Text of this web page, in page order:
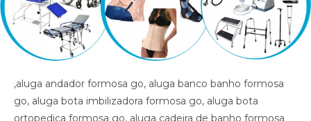
,aluga andador formosa go, aluga banco banho formosa go, aluga bota imbilizadora formosa go, aluga bota ortopedica formosa go, aluga cadeira de banho formosa go, aluga cadeira de roda com elevacao de pernas formosa go, aluga cadeira de roda formosa go, aluga cadeira de roda gordo formosa go, aluga cadeira de roda obeso formosa go, aluga cadeira de rodas para perna reta formosa go, aluga cama fawler formosa go, aluga cama hospitalar formosa go, aluga diva formosa go, aluga maca formosa go, aluga muleta formosa go, alugar cama hospitalar formosa go , aluguel andador formosa go, aluguel banco de banho formosa go, aluguel bota imobilizadora formosa go, aluguel bota ortopedica formosa go, aluguel cadeira de banho formosa go, aluguel cadeira de roda formosa go, aluguel cadeira de roda gordo formosa go, aluguel cadeira de roda obeso formosa go, aluguel cadeira de rodas com elevacao de pernas formosa go, aluguel cadeira de rodas para perna reta formosa go, aluguel cama fawler formosa go, aluguel cama hospitalar formosa go, aluguel diva formosa go, aluguel maca formosa go, aluguel maca formosa go, aluguel muleta formosa go, andador formosa go, artigos hospitalares formosa go, assento para banho formosa go, banco para banho formosa go, bota imibilizadora formosa go, bota imobilizadora formosa go, bota ortopedica barata formosa go, bota ortopedica formosa go, cadeira de higiene formosa go, cadeira de banho formosa go, cadeira de higiene formosa go, cadeira de necessidades formosa go, cadeira de roda gordo formosa go, cadeira de roda obeso formosa go, cadeira de rodas aluguel formosa go, cadeira de rodas elevacao de pernas formosa go, cadeira de rodas higienica formosa go, cadeira de rodas para banho preco formosa go, cadeira de rodas para gordo formosa go, cadeira higienica dobravel formosa go, cadeira higienica preco formosa go, cadeira para banho preco formosa go, cadeira para vaso formosa go, cadeiras de rodas formosa go, calha afo ortopedica pe caido formosa go, calha afo ortopedica pe caido formosa go, calha afo ortopedica pe caido formosa go, cama fawler formosa go, cama hospitalar automatica formosa go, cama hospitalar formosa go, cama hospitalar manual formosa go, cedeira de rodas formosa go, cilindro de oxigenio medicinal formosa go, clinica ortopedica formosa go, clinica so trauma formosa go, colar cervical formosa go, diva formosa go, equipamentos medicos formosa go, fisioterapia formosa go, hospital formosa go, hospital so trauma formosa go, imobilizador articulado cotovelo formosa go, imobilizador articulado joelho formosa go, imobilizador articulado joelho formosa go, imobilizador articulado formosa go, joelheira formosa go, joelheira ortopedica brace formosa go, joelheira ortopedica brace formosa go formosa go, joelheira ortopedica formosa go, joelheira ortopedica formosa go, joelheira ortopedica formosa go, joelheira ortopedica formosa go, joelheira ortopedica formosa go, locacao andador formosa go, locacao banco de banho formosa go, locacao bota imobilizadora formosa go, locacao bota ortopedica formosa go, locacao cadeira de banho formosa go, locacao cadeira de roda formosa go, locacao cadeira de roda gordo formosa go, locacao cadeira de roda obeso formosa go, locacao cadeira de rodas elevalcao de pernas formosa go, locacao cama fawler formosa go, locacao cama hospitalar formosa go, locacao de cadeira de rodas formosa go, locacao de cadeira de rodas para perna reta formosa go, locacao diva formosa go, locacao maca formosa go, locacao maca formosa go, locacao muleta formosa go, locadora andador formosa go, locadora banco de banho formosa go, locadora bota imobilizadora formosa go, locadora bota ortopedica formosa go, locadora cadeira de banho formosa go, locadora cadeira de roda formosa go, locadora cadeira de roda gordo formosa go, locadora cadeira de roda obeso formosa go, locadora cadeira de rodas elevecao de pernas, locadora cadeira de rodas para perna reta formosa go, locadora cama fawler formosa go, locadora cama hospitalar formosa go, locadora diva formosa go, locadora maca formosa go, locadora maca formosa go, locadora muleta formosa go, loja bota ortopedica formosa go, loja cadeira de banho formosa go, loja cadeira de roda formosa go, loja cama hospitalar formosa go, loja muleta formosa go, loja produtos medicos formosa go, loja produtos hospitalar formosa go, loja produtos hospitalares formosa go, loja produtos medicos formosa go, loja produtos ortopedicos formosa go, loja vende andador formosa go, loja vende bota ortopedica formosa go, loja vende cadeira de rodas perna reta formosa go, loja vende cama fawler formosa go, loja vende muleta formosa go, loja vende tipoia formosa go, maca formosa go, material cirurgico formosa go, medico ortopedista formosa go, muleta barata formosa go, muleta formosa go, muleta usada formosa go, muletas formosa go, munhequeira formosa go, ortese articulada cotovelo formosa go, ortese articulada cotovelo formosa go, ortese articulado cotovelo formosa go, ortese notuna facite plantar formosa go, ortese noturna facite plantar formosa go, ortese noturna facite plantar formosa go, ortopedia formosa go, poltrona hospitalar preco formosa go, poltrona reclinavel hospitalar formosa go, preco cadeira de banho formosa go, preco cama hospitalar formosa go, produtos hospitalares formosa go, produtos medicos formosa go, reabilitacao formosa go, sutia cirurgia formosa go, sutia ortopedico formosa go, sutia ortopedico formosa go, sutia pos operatorio formosa go, sutia pos operatorio formosa go, tala formosa go, talas formosa go, tipoia formosa go, venda muleta formosa go, vende cadeira de banho formosa go, vende maca formosa go, vende muleta formosa go, vende produtos hospitalares formosa go, vende produtos medicos formosa go, ,aluga andador formosa go, aluga banco banho formosa go, aluga bota imbilizadora formosa go, aluga bota ortopedica formosa go, aluga cadeira de banho formosa go, aluga cadeira de roda com elevacao de pernas formosa go, aluga cadeira de roda formosa go, aluga cadeira de roda gordo formosa go, aluga cadeira de roda obeso formosa go, aluga cadeira de rodas para perna reta formosa go, aluga cama fawler formosa go, aluga cama hospitalar formosa go, aluga diva formosa go, aluga maca formosa go, aluga muleta formosa go, alugar cama hospitalar formosa go , aluguel andador formosa go, aluguel banco de banho formosa go, aluguel bota imobilizadora formosa go, aluguel bota ortopedica formosa go, aluguel cadeira de banho formosa go, aluguel cadeira de roda formosa go, aluguel cadeira de roda gordo formosa go, aluguel cadeira de roda obeso formosa go, aluguel cadeira de rodas com elevacao de pernas formosa go, aluguel cadeira de rodas para perna reta formosa go, aluguel cama fawler formosa go, aluguel cama hospitalar formosa go, aluguel diva formosa go, aluguel maca formosa go, aluguel maca formosa go, aluguel muleta formosa go, andador formosa go, artigos hospitalares formosa go, assento para banho formosa go, banco para banho formosa go, bota imibilizadora formosa go, bota imobilizadora formosa go, bota ortopedica barata formosa go, bota ortopedica formosa go, cadeira de higiene formosa go, cadeira de banho formosa go, cadeira de higiene formosa go, cadeira de necessidades formosa go, cadeira de roda gordo formosa go, cadeira de roda obeso formosa go, cadeira de rodas aluguel formosa go, cadeira de rodas elevacao de pernas formosa go, cadeira de rodas higienica formosa go, cadeira de rodas para banho preco formosa go, cadeira de rodas para gordo formosa go, cadeira higienica dobravel formosa go, cadeira higienica preco formosa go, cadeira para banho preco formosa go, cadeira para vaso formosa go, cadeiras de rodas formosa go, calha afo ortopedica pe caido formosa go, calha afo ortopedica pe caido formosa go, calha afo ortopedica pe caido formosa go, cama fawler formosa go, cama hospitalar automatica formosa go, cama hospitalar formosa go, cama hospitalar manual formosa go, cedeira de rodas formosa go, cilindro de oxigenio medicinal formosa go, clinica ortopedica formosa go, clinica so trauma formosa go, colar cervical formosa go, diva formosa go, equipamentos medicos formosa go, fisioterapia formosa go, hospital formosa go, hospital so trauma formosa go, imobilizador articulado cotovelo formosa go, imobilizador articulado joelho formosa go, imobilizador articulado joelho formosa go, imobilizador articulado formosa go, joelheira formosa go, joelheira ortopedica brace formosa go, joelheira ortopedica brace formosa go formosa go, joelheira ortopedica formosa go, joelheira ortopedica formosa go, joelheira ortopedica formosa go, joelheira ortopedica formosa go, joelheira ortopedica formosa go, locacao andador formosa go, locacao banco de banho formosa go, locacao bota imobilizadora formosa go, locacao bota ortopedica formosa go, locacao cadeira de banho formosa go, locacao cadeira de roda formosa go, locacao cadeira de roda gordo formosa go, locacao cadeira de roda obeso formosa go, locacao cadeira de rodas elevalcao de pernas formosa go, locacao cama fawler formosa go, locacao cama hospitalar formosa go, locacao de cadeira de rodas formosa go, locacao de cadeira de rodas para perna reta formosa go, locacao diva formosa go, locacao maca formosa go, locacao maca formosa go, locacao muleta formosa go, locadora andador formosa go, locadora banco de banho formosa go, locadora bota imobilizadora formosa go, locadora bota ortopedica formosa go, locadora cadeira de banho formosa go, locadora cadeira de roda formosa go, locadora cadeira de roda gordo formosa go, locadora cadeira de roda obeso formosa go, locadora cadeira de rodas elevecao de pernas, locadora cadeira de rodas para perna reta formosa go, locadora cama fawler formosa go, locadora cama hospitalar formosa go, locadora diva formosa go, locadora maca formosa go, locadora maca formosa go, locadora muleta formosa go, loja bota ortopedica formosa go, loja cadeira de banho formosa go, loja cadeira de roda formosa go, loja cam